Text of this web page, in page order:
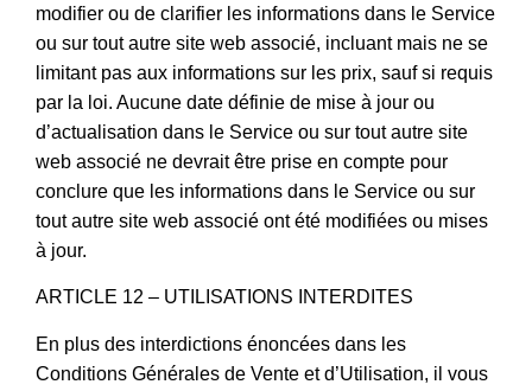
modifier ou de clarifier les informations dans le Service
ou sur tout autre site web associé, incluant mais ne se
limitant pas aux informations sur les prix, sauf si requis
par la loi. Aucune date définie de mise à jour ou
d’actualisation dans le Service ou sur tout autre site
web associé ne devrait être prise en compte pour
conclure que les informations dans le Service ou sur
tout autre site web associé ont été modifiées ou mises
à jour.
ARTICLE 12 – UTILISATIONS INTERDITES
En plus des interdictions énoncées dans les
Conditions Générales de Vente et d’Utilisation, il vous